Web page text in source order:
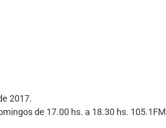
2017.
de 17.00 hs. a 18.30 hs. 105.1FM